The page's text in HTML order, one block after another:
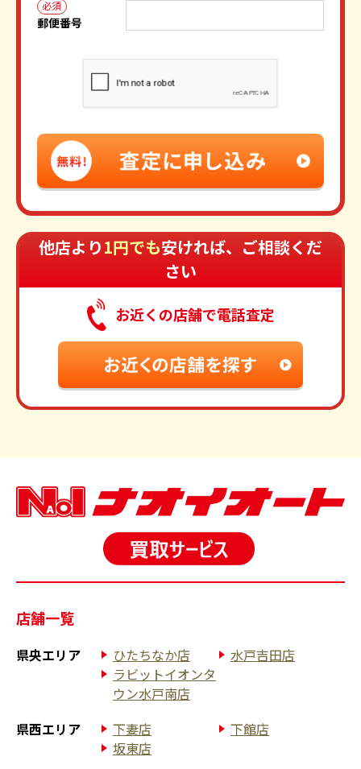
必須
郵便番号
他店より1円でも安ければ、ご相談くだ
さい
お近くの店舗で電話査定
店舗一覧
県央エリア ひたちなか店
水戸吉田店
ラビットイオンタ
ウン水戸南店
県西エリア
下妻店
下館店
坂東店